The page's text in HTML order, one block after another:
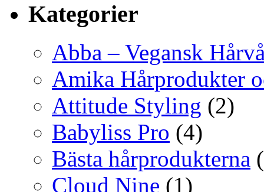
Kategorier
Abba – Vegansk
Amika Hårprodukter
Attitude Styling (2)
Babyliss Pro (4)
Bästa hårprodukterna
Cloud Nine (1)